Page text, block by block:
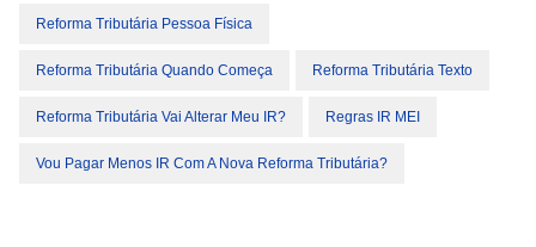
Reforma Tributária Pessoa Física
Reforma Tributária Quando Começa Reforma Tributária Texto
Reforma Tributária Vai Alterar Meu IR? Regras IR MEI
Vou Pagar Menos IR Com A Nova Reforma Tributária?